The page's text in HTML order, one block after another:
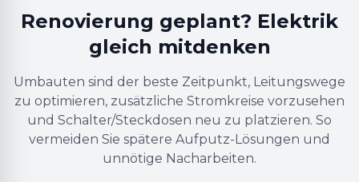
Renovierung geplant? Elektrik
gleich mitdenken
Umbauten sind der beste Zeitpunkt, Leitungswege
zu optimieren, zusätzliche Stromkreise vorzusehen
und Schalter/Steckdosen neu zu platzieren. So
vermeiden Sie spätere Aufputz-Lösungen und
unnötige Nacharbeiten.